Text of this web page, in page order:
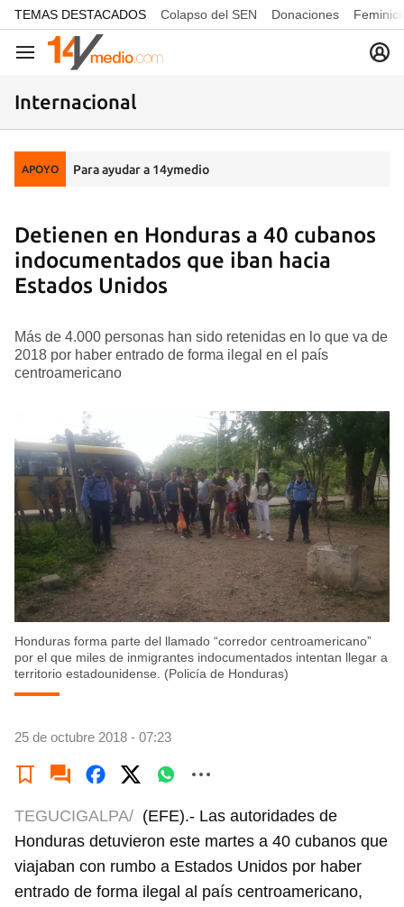
common.go-to-content
TEMAS DESTACADOS Colapso del SEN Donaciones
Navegación
Internacional
APOYO Para ayudar a 14ymedio
Detienen en Honduras a 40 cubanos
indocumentados que iban hacia
Estados Unidos
Más de 4.000 personas han sido retenidas en lo que va de
2018 por haber entrado de forma ilegal en el país
centroamericano
Honduras forma parte del llamado “corredor centroamericano”
por el que miles de inmigrantes indocumentados intentan llegar a
territorio estadounidense. (Policía de Honduras)
25 de octubre 2018 - 07:23
TEGUCIGALPA/ (EFE).- Las autoridades de
Honduras detuvieron este martes a 40 cubanos que
viajaban con rumbo a Estados Unidos por haber
entrado de forma ilegal al país centroamericano,